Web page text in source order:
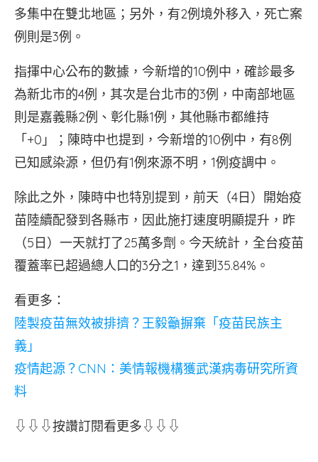
多集中在雙北地區；另外，有2例境外移入，死亡案
例則是3例。
指揮中心公布的數據，今新增的10例中，確診最多
為新北市的4例，其次是台北市的3例，中南部地區
則是嘉義縣2例、彰化縣1例，其他縣市都維持
「+0」；陳時中也提到，今新增的10例中，有8例
已知感染源，但仍有1例來源不明，1例疫調中。
除此之外，陳時中也特別提到，前天（4日）開始疫
苗陸續配發到各縣市，因此施打速度明顯提升，昨
（5日）一天就打了25萬多劑。今天統計，全台疫苗
覆蓋率已超過總人口的3分之1，達到35.84%。
看更多：
陸製疫苗無效被排擠？王毅籲摒棄「疫苗民族主
義」
疫情起源？CNN：美情報機構獲武漢病毒研究所資
料
⇩⇩⇩按讚訂閱看更多⇩⇩⇩